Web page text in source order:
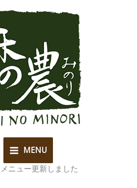
MENU
メニュー更新しました